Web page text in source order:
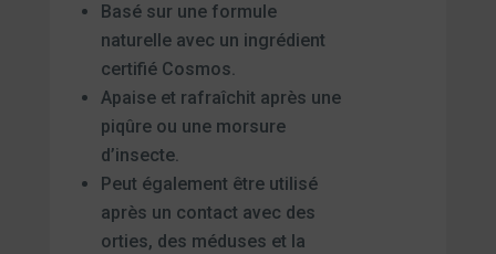
Basé sur une formule
naturelle avec un ingrédient
certifié Cosmos.
Apaise et rafraîchit après une
piqûre ou une morsure
d’insecte.
Peut également être utilisé
après un contact avec des
orties, des méduses et la